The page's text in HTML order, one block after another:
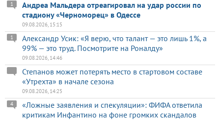
Андреа Мальдера отреагировал на удар россии по
стадиону «Черноморец» в Одессе
1
09.08.2026, 15:15
Александр Усик: «Я верю, что талант — это лишь 1%, а
99% — это труд. Посмотрите на Роналду»
1
09.08.2026, 14:46
Степанов может потерять место в стартовом составе
«Утрехта» в начале сезона
09.08.2026, 14:25
«Ложные заявления и спекуляции»: ФИФА ответила
критикам Инфантино на фоне громких скандалов
4